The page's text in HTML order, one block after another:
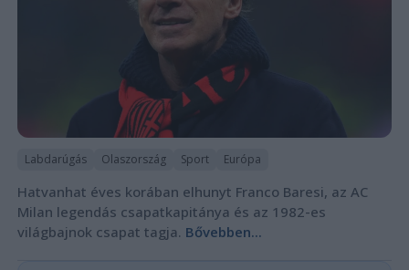
Labdarúgás Olaszország Sport Európa
Hatvanhat éves korában elhunyt Franco Baresi, az AC
Milan legendás csapatkapitánya és az 1982-es
világbajnok csapat tagja. Bővebben...